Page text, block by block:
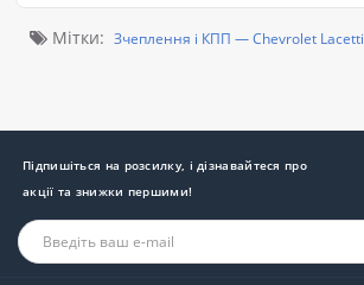
Мітки: Зчеплення і КПП — Chevrolet Lacetti
Підпишіться на розсилку, і дізнавайтеся про
акції та знижки першими!